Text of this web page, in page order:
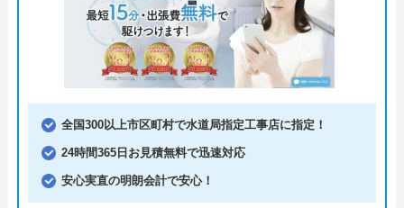
全国300以上市区町村で水道局指定工事店に指定！
24時間365日お見積無料で迅速対応
安心実直の明朗会計で安心！